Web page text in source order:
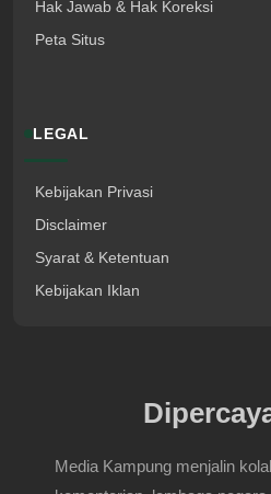
Hak Jawab & Hak Koreksi
Peta Situs
LEGAL
Kebijakan Privasi
Disclaimer
Syarat & Ketentuan
Kebijakan Iklan
Media Kampung menjalin